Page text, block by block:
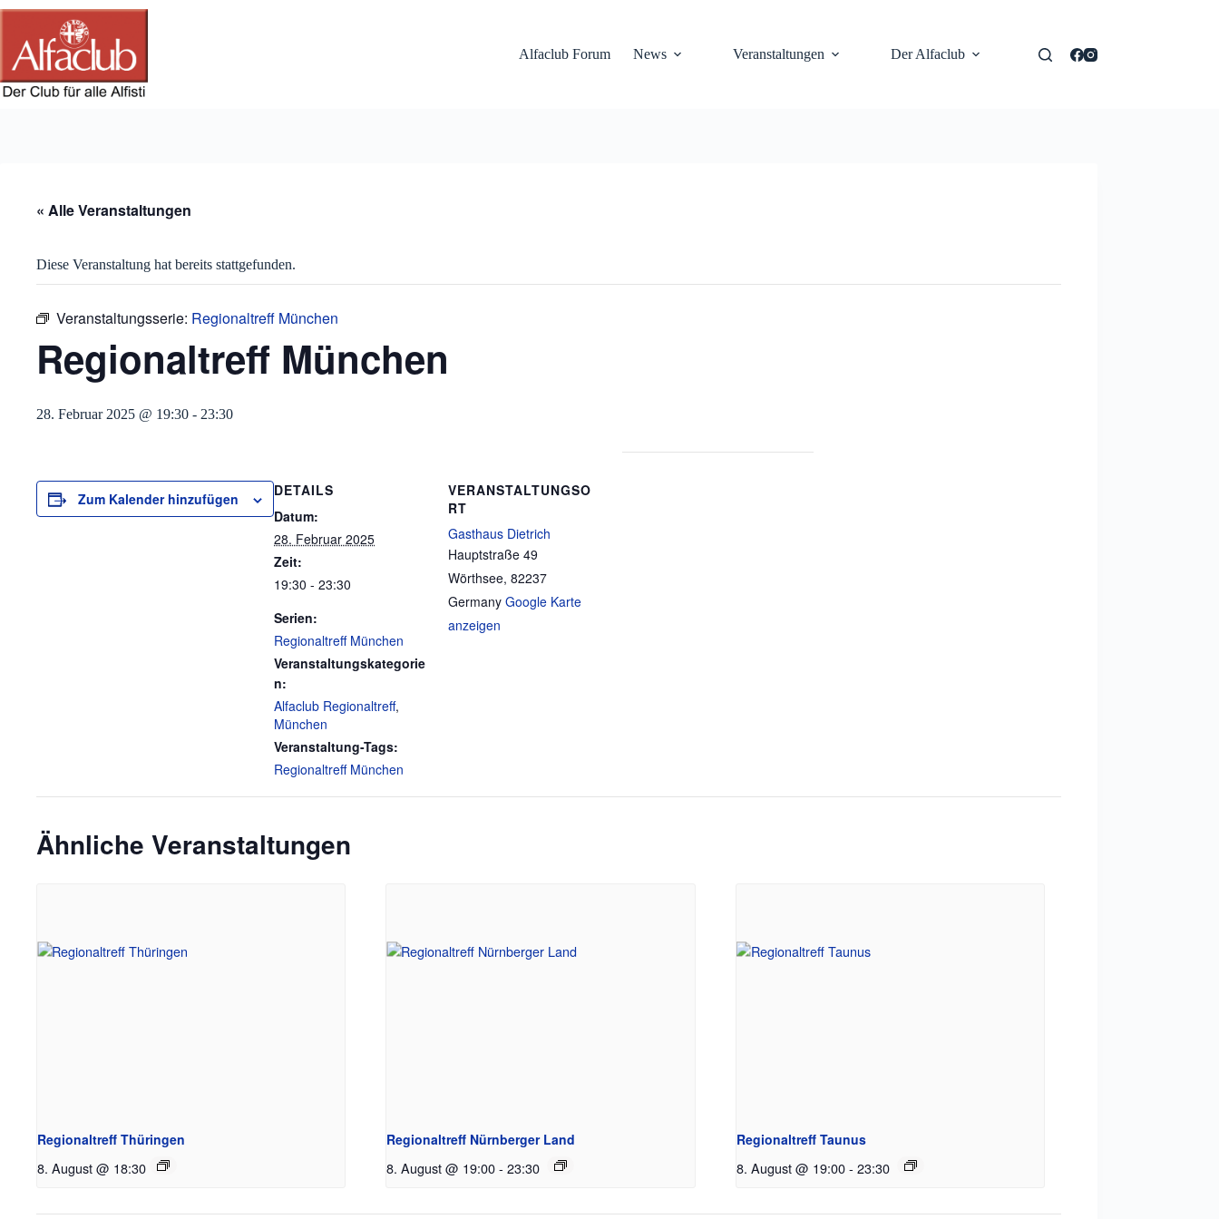
Zum
springen
Alfaclub Forum
News Veranstaltungen Der Alfaclub
« Alle Veranstaltungen
Diese Veranstaltung hat bereits stattgefunden.
Veranstaltungsserie: Regionaltreff München
Regionaltreff München
28. Februar 2025 @ 19:30 - 23:30
Zum Kalender hinzufügen
DETAILS
Datum:
28. Februar 2025
Zeit:
19:30 - 23:30
Serien:
Regionaltreff München
Veranstaltungskategorie
n:
Alfaclub Regionaltreff,
München
Veranstaltung-Tags:
Regionaltreff München
VERANSTALTUNGSO
RT
Gasthaus Dietrich
Hauptstraße 49
Wörthsee, 82237
Germany Google Karte
anzeigen
Ähnliche Veranstaltungen
Regionaltreff Thüringen
8. August @ 18:30
Regionaltreff Nürnberger Land
8. August @ 19:00 - 23:30
Regionaltreff Taunus
8. August @ 19:00- 23:30